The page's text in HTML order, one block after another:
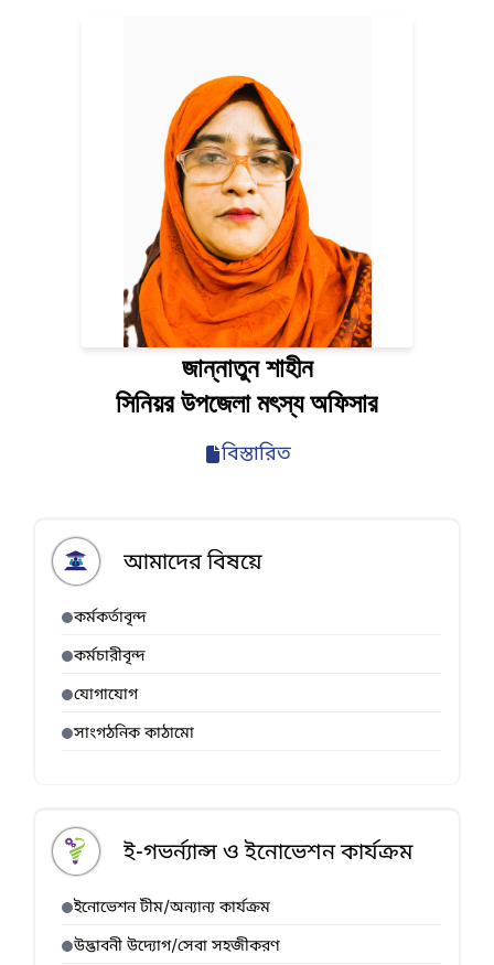
জান্নাতুন শাহীন
সিনিয়র উপজেলা মৎস্য অফিসার
বিস্তারিত
আমাদের বিষয়ে
কর্মকর্তাবৃন্দ
কর্মচারীবৃন্দ
যোগাযোগ
সাংগঠনিক কাঠামো
ই-গভর্ন্যান্স ও ইনোভেশন কার্যক্রম
ইনোভেশন টীম/অন্যান্য কার্যক্রম
উদ্ভাবনী উদ্যোগ/সেবা সহজীকরণ